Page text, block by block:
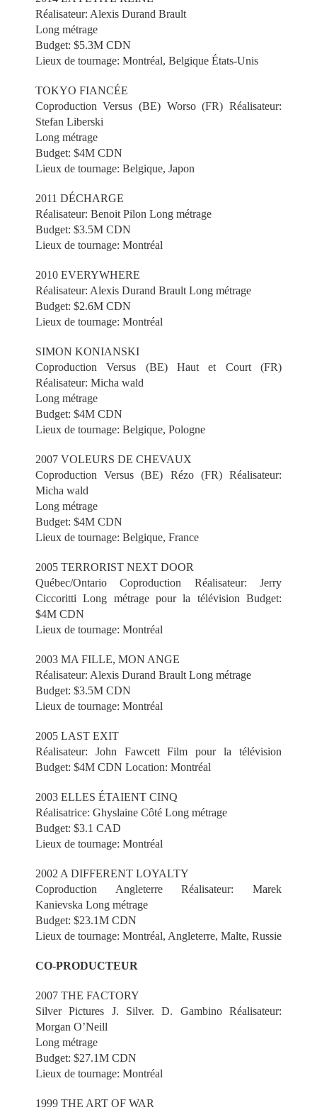
Réalisateur: Alexis Durand Brault
Long métrage
Budget: $5.3M CDN
Lieux de tournage: Montréal, Belgique États-Unis
TOKYO FIANCÉE
Coproduction Versus (BE) Worso (FR) Réalisateur:
Stefan Liberski
Long métrage
Budget: $4M CDN
Lieux de tournage: Belgique, Japon
2011 DÉCHARGE
Réalisateur: Benoit Pilon Long métrage
Budget: $3.5M CDN
Lieux de tournage: Montréal
2010 EVERYWHERE
Réalisateur: Alexis Durand Brault Long métrage
Budget: $2.6M CDN
Lieux de tournage: Montréal
SIMON KONIANSKI
Coproduction Versus (BE) Haut et Court (FR)
Réalisateur: Micha wald
Long métrage
Budget: $4M CDN
Lieux de tournage: Belgique, Pologne
2007 VOLEURS DE CHEVAUX
Coproduction Versus (BE) Rézo (FR) Réalisateur:
Micha wald
Long métrage
Budget: $4M CDN
Lieux de tournage: Belgique, France
2005 TERRORIST NEXT DOOR
Québec/Ontario Coproduction Réalisateur: Jerry
Ciccoritti Long métrage pour la télévision Budget:
$4M CDN
Lieux de tournage: Montréal
2003 MA FILLE, MON ANGE
Réalisateur: Alexis Durand Brault Long métrage
Budget: $3.5M CDN
Lieux de tournage: Montréal
2005 LAST EXIT
Réalisateur: John Fawcett Film pour la télévision
Budget: $4M CDN Location: Montréal
2003 ELLES ÉTAIENT CINQ
Réalisatrice: Ghyslaine Côté Long métrage
Budget: $3.1 CAD
Lieux de tournage: Montréal
2002 A DIFFERENT LOYALTY
Coproduction Angleterre Réalisateur: Marek
Kanievska Long métrage
Budget: $23.1M CDN
Lieux de tournage: Montréal, Angleterre, Malte, Russie
CO-PRODUCTEUR
2007 THE FACTORY
Silver Pictures J. Silver. D. Gambino Réalisateur:
Morgan O’Neill
Long métrage
Budget: $27.1M CDN
Lieux de tournage: Montréal
1999 THE ART OF WAR